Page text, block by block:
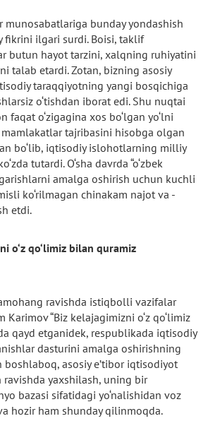
munosabatlariga bunday yondashish
fikrini ilgari surdi. Boisi, taklif
butun hayot tarzini, xalqning ruhiyatini
talab etardi. Zotan, bizning asosiy
taraqqiyotning yangi bosqichiga
o‘tishdan iborat edi. Shu nuqtai
faqat o‘zigagina xos bo‘lgan yo‘lni
mamlakatlar tajribasini hisobga olgan
bo‘lib, iqtisodiy islohotlarning milliy
tutardi. O‘sha davrda “o‘zbek
amalga oshirish uchun kuchli
ko‘rilmagan chinakam najot va -
etdi.
o‘z qo‘limiz bilan quramiz
ravishda istiqbolli vazifalar
“Biz kelajagimizni o‘z qo‘limiz
qayd etganidek, respublikada iqtisodiy
dasturini amalga oshirishning
asosiy e’tibor iqtisodiyot
yaxshilash, uning bir
bazasi sifatidagi yo‘nalishidan voz
hozir ham shunday qilinmoqda.